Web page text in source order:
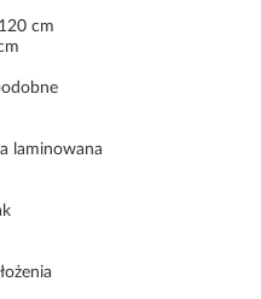
cm
laminowana